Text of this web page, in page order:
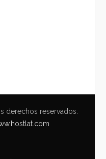
derechos reservados.